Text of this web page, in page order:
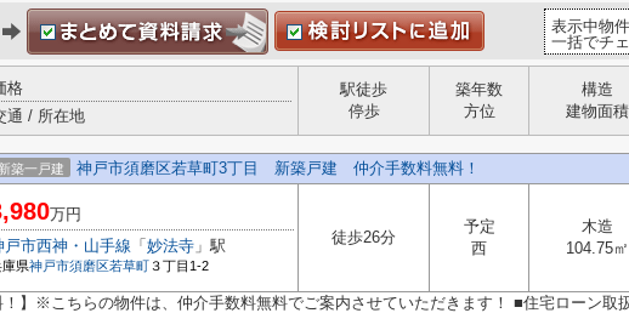
表示中物
一括でチ
格
通 / 所在地
駅徒歩
停歩
築年数
方位
構造
建物面積
新築一戸建 神戸市須磨区若草町3丁目 新築戸建 仲介手数料無料！
万円
戸市西神・山手線 「 妙法寺 」駅
庫県神戸市須磨区若草町３丁目1-2
徒歩26分
予定
西
木造
104.75㎡
！】※こちらの物件は、仲介手数料無料でご案内させていただきます！ ■住宅ローン取